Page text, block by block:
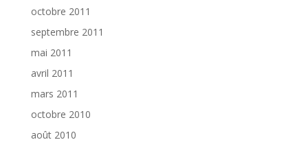
octobre 2011
septembre 2011
mai 2011
avril 2011
mars 2011
octobre 2010
août 2010